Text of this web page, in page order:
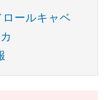
ールキャベ